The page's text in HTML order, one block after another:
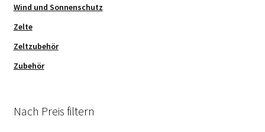
Wind und Sonnenschutz
Zelte
Zeltzubehör
Zubehör
Nach Preis filtern